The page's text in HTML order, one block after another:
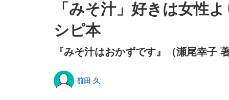
《BTS厳戒トーキョー滞在記》RM→渋谷
終戦から81年
「みそ汁」好きは女性
シピ本
『みそ汁はおかずです』（瀬尾幸
前田 久